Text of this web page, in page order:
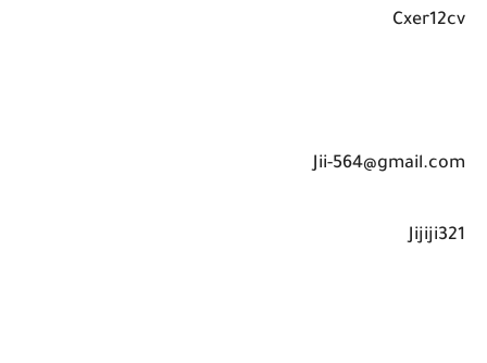
Cxer12cv
Jii-564@gmail.com
Jijiji321